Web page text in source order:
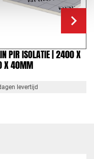
PIR ISOLATIE | 2400 X
X 40MM
levertijd